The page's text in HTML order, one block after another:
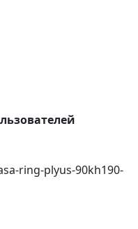
ring-plyus-90kh190-